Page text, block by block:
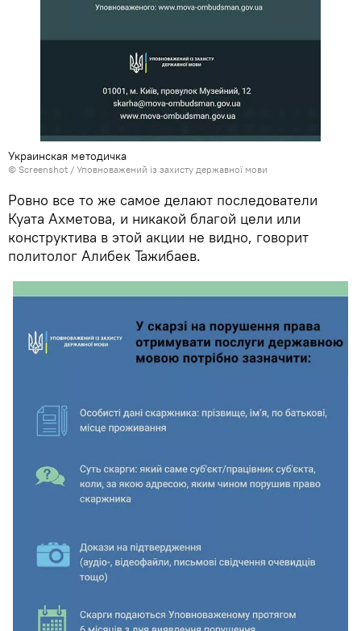
Украинская методичка
© Screenshot / Уповноважений із захисту державної мови
Ровно все то же самое делают последователи
Куата Ахметова, и никакой благой цели или
конструктива в этой акции не видно, говорит
политолог Алибек Тажибаев.